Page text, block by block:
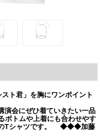
ト君」を胸にワンポイント
にぜひ着ていきたい一品
ボトムや上着にも合わせやす
のTシャツです。 ◆◆◆加藤